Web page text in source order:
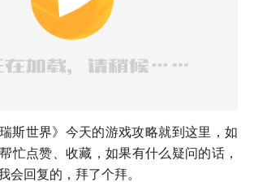
斯世界》今天的游戏攻略就到这里，如
忙点赞、收藏，如果有什么疑问的话，
会回复的，拜了个拜。